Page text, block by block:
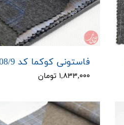
فاستونی کوکما کد 108/9
۱,۸۳۳,۰۰۰ تومان